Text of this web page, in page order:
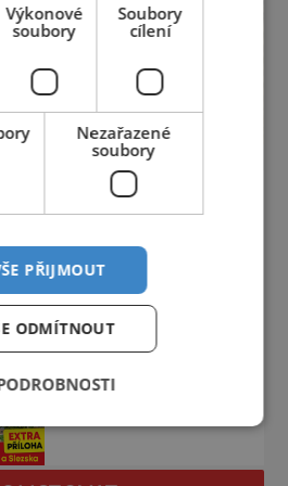
Výkonové
soubory
Soubory
cílení
Nezařazené
soubory
PŘIJMOUT
ODMÍTNOUT